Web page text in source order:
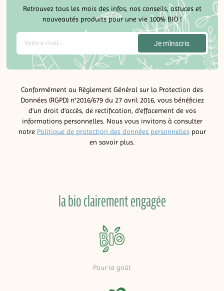
Retrouvez tous les mois des infos, nos conseils, astuces et
nouveautés produits pour une vie 100% BIO !
Conformément au Règlement Général sur la Protection des
Données (RGPD) n°2016/679 du 27 avril 2016, vous bénéficiez
d’un droit d’accès, de rectification, d’effacement de vos
informations personnelles. Nous vous invitons à consulter
notre Politique de protection des données personnellespour
en savoir plus.
la bio clairement engagée
Pour le goût